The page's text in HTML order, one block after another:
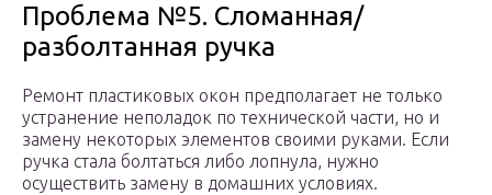
Проблема №5. Сломанная/
разболтанная ручка
Ремонт пластиковых окон предполагает не только
устранение неполадок по технической части, но и
замену некоторых элементов своими руками. Если
ручка стала болтаться либо лопнула, нужно
осуществить замену в домашних условиях.